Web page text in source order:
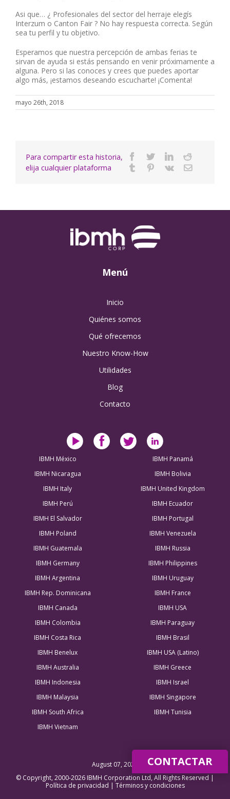
Asi que… ¿ Profesionales del sector del herraje elegís
Interzum o Canton Fair ? No hay respuesta correcta. Según
sea tu perfil y tu objetivo.
Esperamos que nuestra percepción de ambas ferias te
sirvan de ayuda si estás pensando en venir próximamente a
alguna. Pero si las conoces y crees que puedes aportar
algo más, ¡estamos deseando escucharte! ¡Comenta!
mayo 26th, 2018
Para compartir esta historia,
elija cualquier plataforma
Facebook
TwitterLinkedinReddit
TumblrPinterest
Vk Email
Menú
Inicio
Quiénes somos
Qué ofrecemos
Nuestro Know-How
Utilidades
Blog
Contacto
IBMH México
IBMH Panamá
IBMH Nicaragua
IBMH Bolivia
IBMH Italy
IBMH United Kingdom
IBMH Perú
IBMH Ecuador
IBMH El Salvador
IBMH Portugal
IBMH Poland
IBMH Venezuela
IBMH Guatemala
IBMH Russia
IBMH Germany
IBMH Philippines
IBMH Argentina
IBMH Uruguay
IBMH Rep. Dominicana
IBMH France
IBMH Canada
IBMH USA
IBMH Colombia
IBMH Paraguay
IBMH Costa Rica
IBMH Brasil
IBMH Benelux
IBMH USA (Latino)
IBMH Australia
IBMH Greece
IBMH Indonesia
IBMH Israel
IBMH Malaysia
IBMH Singapore
IBMH South Africa
IBMH Tunisia
IBMH Vietnam
August 07, 2026
© Copyright, 2000-2026 IBMH Corporation Ltd, All Rights Reserved |
Política de privacidad | Términos y condiciones
CONTACTAR